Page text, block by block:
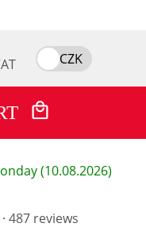
CZK
(10.08.2026)
487 reviews